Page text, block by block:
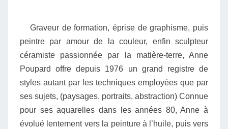
MOI
Graveur de formation, éprise de graphisme, puis
peintre par amour de la couleur, enfin sculpteur
céramiste passionnée par la matière-terre, Anne
Poupard offre depuis 1976 un grand registre de
styles autant par les techniques employées que par
ses sujets, (paysages, portraits, abstraction) Connue
pour ses aquarelles dans les années 80, Anne à
évolué lentement vers la peinture à l’huile, puis vers